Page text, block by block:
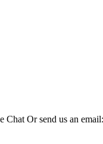
Chat Or send us an email: